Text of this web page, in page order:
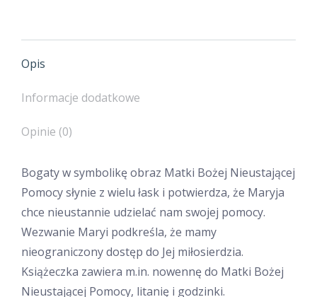
Opis
Informacje dodatkowe
Opinie (0)
Bogaty w symbolikę obraz Matki Bożej Nieustającej
Pomocy słynie z wielu łask i potwierdza, że Maryja
chce nieustannie udzielać nam swojej pomocy.
Wezwanie Maryi podkreśla, że mamy
nieograniczony dostęp do Jej miłosierdzia.
Książeczka zawiera m.in. nowennę do Matki Bożej
Nieustającej Pomocy, litanię i godzinki.